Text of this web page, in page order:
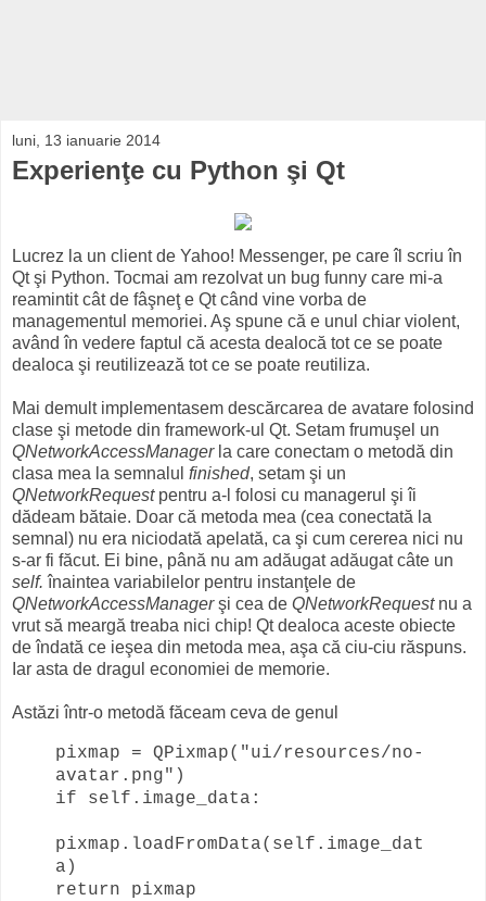
luni, 13 ianuarie 2014
Experienţe cu Python şi Qt
Lucrez la un client de Yahoo! Messenger, pe care îl scriu în
Qt şi Python. Tocmai am rezolvat un bug funny care mi-a
reamintit cât de fâşneţ e Qt când vine vorba de
managementul memoriei. Aş spune că e unul chiar violent,
având în vedere faptul că acesta dealocă tot ce se poate
dealoca şi reutilizează tot ce se poate reutiliza.
Mai demult implementasem descărcarea de avatare folosind
clase şi metode din framework-ul Qt. Setam frumuşel un
QNetworkAccessManagerla care conectam o metodă din
clasa mea la semnalul finished, setam şi un
QNetworkRequestpentru a-l folosi cu managerul şi îi
dădeam bătaie. Doar că metoda mea (cea conectată la
semnal) nu era niciodată apelată, ca şi cum cererea nici nu
s-ar fi făcut. Ei bine, până nu am adăugat adăugat câte un
self. înaintea variabilelor pentru instanţele de
QNetworkAccessManagerşi cea de QNetworkRequestnu a
vrut să meargă treaba nici chip! Qt dealoca aceste obiecte
de îndată ce ieşea din metoda mea, aşa că ciu-ciu răspuns.
Iar asta de dragul economiei de memorie.
Astăzi într-o metodă făceam ceva de genul
pixmap = QPixmap("ui/resources/no-
avatar.png")
if self.image_data:
pixmap.loadFromData(self.image_dat
a)
return pixmap